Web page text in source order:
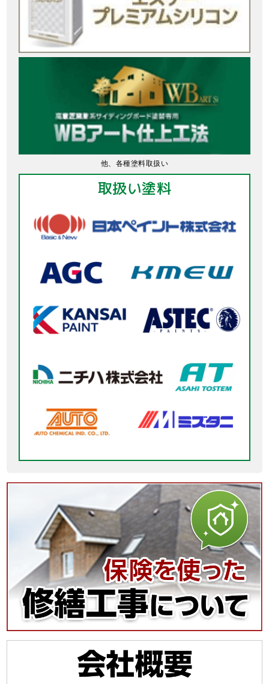
他、各種塗料取扱い
取扱い塗料